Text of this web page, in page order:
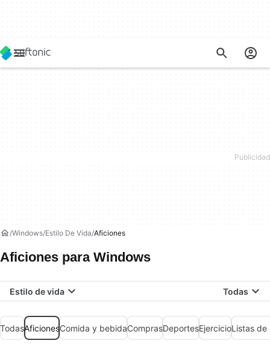
Windows Estilo De Vida Aficiones
Aficiones para Windows
Estilo de vida Todas
TodasAficionesComida y bebidaComprasDeportesEjercicioListas de